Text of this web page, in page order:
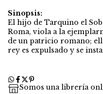
Sinopsis:
El hijo de Tarquino el
Roma, viola a la
de un patricio romano;
rey es expulsado y se
Somos una librería